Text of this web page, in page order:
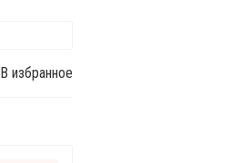
В избранное